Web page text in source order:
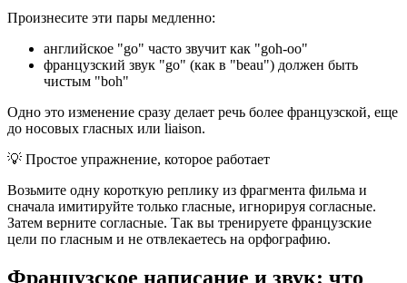
Произнесите эти пары медленно:
английское "go" часто звучит как "goh-oo"
французский звук "go" (как в "beau") должен быть
чистым "boh"
Одно это изменение сразу делает речь более французской, еще
до носовых гласных или liaison.
💡 Простое упражнение, которое работает
Возьмите одну короткую реплику из фрагмента фильма и
сначала имитируйте только гласные, игнорируя согласные.
Затем верните согласные. Так вы тренируете французские
цели по гласным и не отвлекаетесь на орфографию.
Французское написание и звук: что